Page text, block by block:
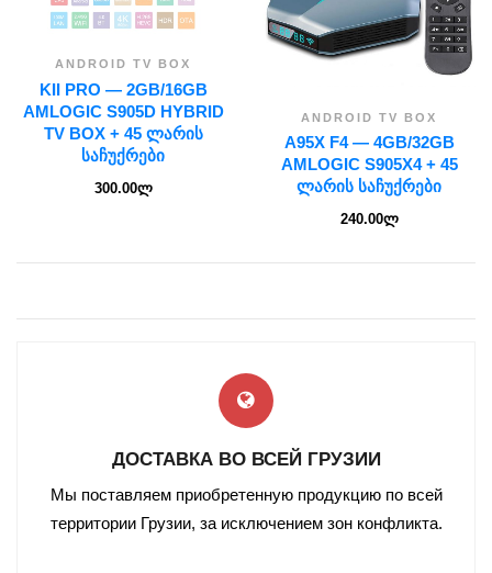
ANDROID TV BOX
KII PRO — 2GB/16GB
AMLOGIC S905D HYBRID
TV BOX + 45 ᲚᲐᲠᲘᲡ
ᲡᲐᲩᲣᲥᲠᲔᲑᲘ
300.00ლ
ANDROID TV BOX
A95X F4 — 4GB/32GB
AMLOGIC S905X4 + 45
ᲚᲐᲠᲘᲡ ᲡᲐᲩᲣᲥᲠᲔᲑᲘ
240.00ლ
ДОСТАВКА ВО ВСЕЙ ГРУЗИИ
Мы поставляем приобретенную продукцию по всей
территории Грузии, за исключением зон конфликта.